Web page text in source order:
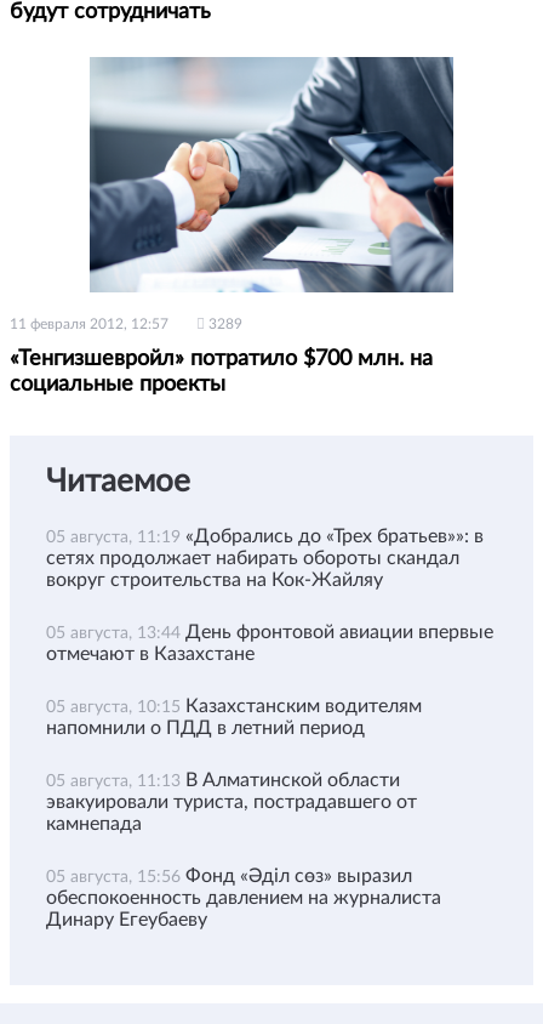
будут сотрудничать
11 февраля 2012, 12:57 3289
«Тенгизшевройл» потратило $700 млн. на
социальные проекты
Читаемое
05 августа, 11:19 «Добрались до «Трех братьев»»: в
сетях продолжает набирать обороты скандал
вокруг строительства на Кок-Жайляу
05 августа, 13:44 День фронтовой авиации впервые
отмечают в Казахстане
05 августа, 10:15 Казахстанским водителям
напомнили о ПДД в летний период
05 августа, 11:13 В Алматинской области
эвакуировали туриста, пострадавшего от
камнепада
05 августа, 15:56 Фонд «Әділ сөз» выразил
обеспокоенность давлением на журналиста
Динару Егеубаеву